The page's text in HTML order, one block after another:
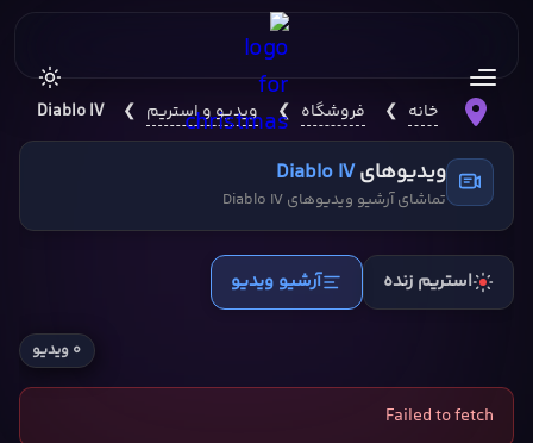
خانه ❯ فروشگاه ❯ ویدیو و استریم ❯
Diablo IV
ویدیوهایDiablo IV
تماشای آرشیو ویدیوهای Diablo IV
استریم زنده آرشیو ویدیو
۰ ویدیو
Failed to fetch